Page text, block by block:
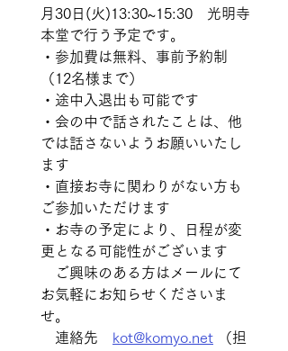
月30日(火)13:30~15:30　光明寺
本堂で行う予定です。
・参加費は無料、事前予約制
（12名様まで）
・途中入退出も可能です
・会の中で話されたことは、他
では話さないようお願いいたし
ます
・直接お寺に関わりがない方も
ご参加いただけます
・お寺の予定により、日程が変
更となる可能性がございます
ご興味のある方はメールにて
お気軽にお知らせくださいま
せ。
連絡先 kot@komyo.net （担